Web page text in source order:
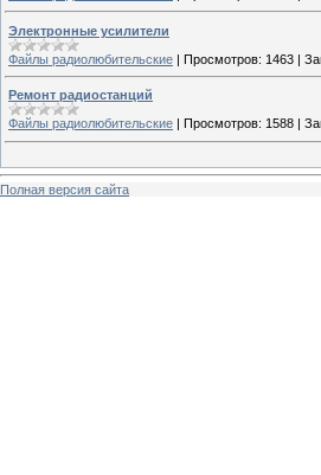
Электронные усилители
Файлы радиолюбительские | Просмотров: 1463 |
Ремонт радиостанций
Файлы радиолюбительские | Просмотров: 1588 |
Полная версия сайта